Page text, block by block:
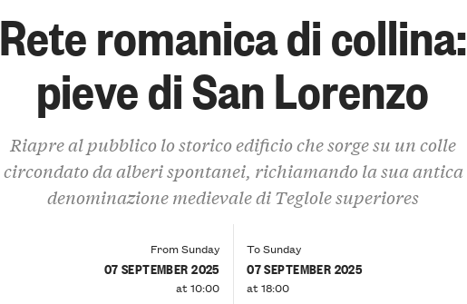
Rete romanica di collina:
pieve di San Lorenzo
Riapre al pubblico lo storico edificio che sorge su un colle
circondato da alberi spontanei, richiamando la sua antica
denominazione medievale di Teglole superiores
From Sunday
07 SEPTEMBER 2025
at 10:00
To Sunday
07 SEPTEMBER 2025
at 18:00